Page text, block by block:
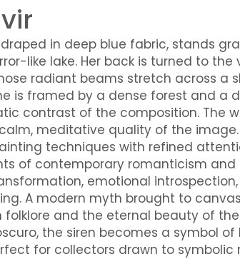
in deep blue fabric, stands
like lake. Her back is turned to the
radiant beams stretch across a
is framed by a dense forest and a
contrast of the composition. The
meditative quality of the image.
techniques with refined
of contemporary romanticism and
emotional
A modern myth brought to canvas,
folklore and the eternal beauty of
the siren becomes a symbol of
for collectors drawn to symbolic